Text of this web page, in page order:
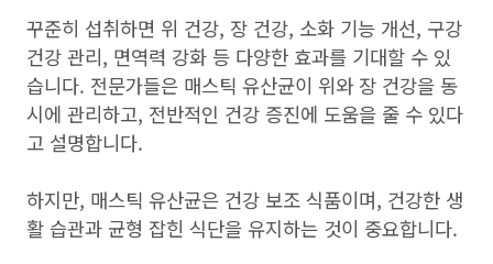
꾸준히 섭취하면 위 건강, 장 건강, 소화 기능 개선, 구강
건강 관리, 면역력 강화 등 다양한 효과를 기대할 수 있
습니다. 전문가들은 매스틱 유산균이 위와 장 건강을 동
시에 관리하고, 전반적인 건강 증진에 도움을 줄 수 있다
고 설명합니다.
하지만, 매스틱 유산균은 건강 보조 식품이며, 건강한 생
활 습관과 균형 잡힌 식단을 유지하는 것이 중요합니다.